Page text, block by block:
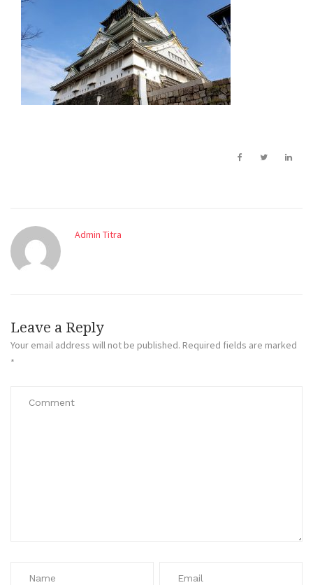
Admin Titra
Leave a Reply
Your email address will not be published. Required fields are marked
*